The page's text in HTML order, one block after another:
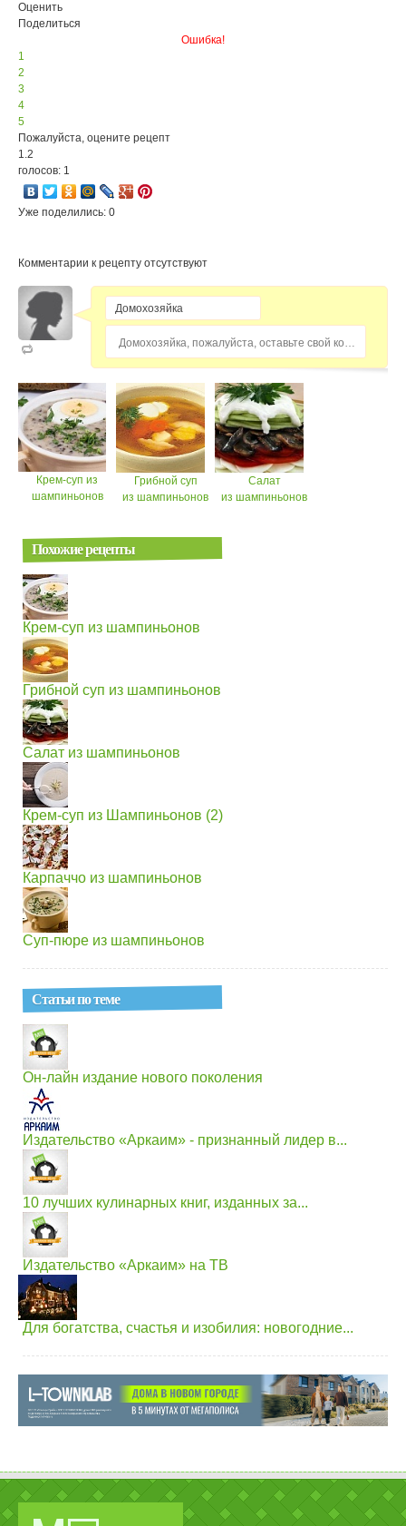
Оценить
Поделиться
Ошибка!
1
2
3
4
5
Пожалуйста, оцените рецепт
1.2
голосов: 1
Уже поделились: 0
Комментарии к рецепту отсутствуют
Домохозяйка, пожалуйста, оставьте свой комментарий...
Крем-суп из
шампиньонов
Грибной суп
из шампиньонов
Салат
из шампиньонов
Похожие рецепты
Крем-суп из шампиньонов
Грибной суп из шампиньонов
Салат из шампиньонов
Крем-суп из Шампиньонов (2)
Карпаччо из шампиньонов
Суп-пюре из шампиньонов
Статьи по теме
Он-лайн издание нового поколения
Издательство «Аркаим» - признанный лидер в...
10 лучших кулинарных книг, изданных за...
Издательство «Аркаим» на ТВ
Для богатства, счастья и изобилия: новогодние...